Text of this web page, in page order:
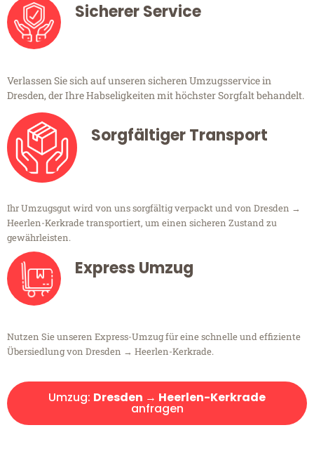
Sicherer Service
Verlassen Sie sich auf unseren sicheren Umzugsservice in
Dresden, der Ihre Habseligkeiten mit höchster Sorgfalt behandelt.
Sorgfältiger Transport
Ihr Umzugsgut wird von uns sorgfältig verpackt und von Dresden →
Heerlen-Kerkrade transportiert, um einen sicheren Zustand zu
gewährleisten.
Express Umzug
Nutzen Sie unseren Express-Umzug für eine schnelle und effiziente
Übersiedlung von Dresden → Heerlen-Kerkrade.
Umzug: Dresden → Heerlen-Kerkrade
anfragen